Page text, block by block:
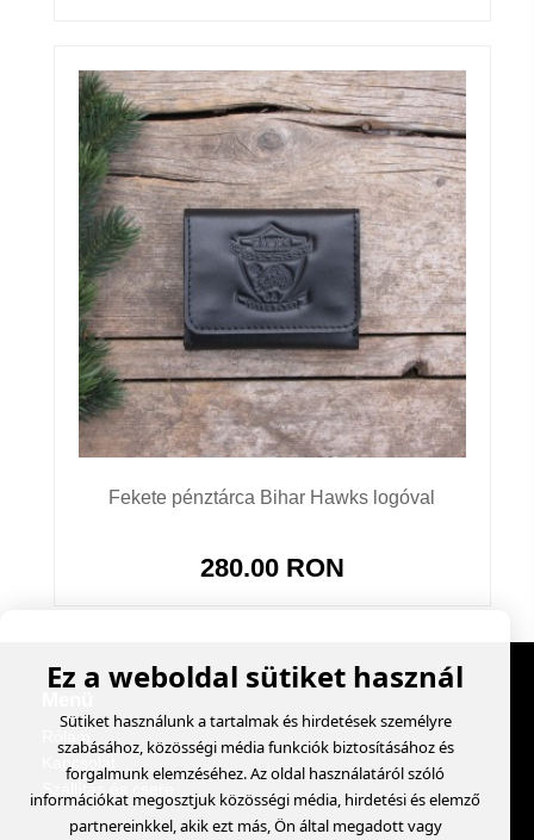
Fekete pénztárca Bihar Hawks logóval
280.00 RON
Szállítás és csere
Ez a weboldal sütiket használ
Sütiket használunk a tartalmak és hirdetések személyre
szabásához, közösségi média funkciók biztosításához és
forgalmunk elemzéséhez. Az oldal használatáról szóló
információkat megosztjuk közösségi média, hirdetési és elemző
partnereinkkel, akik ezt más, Ön által megadott vagy